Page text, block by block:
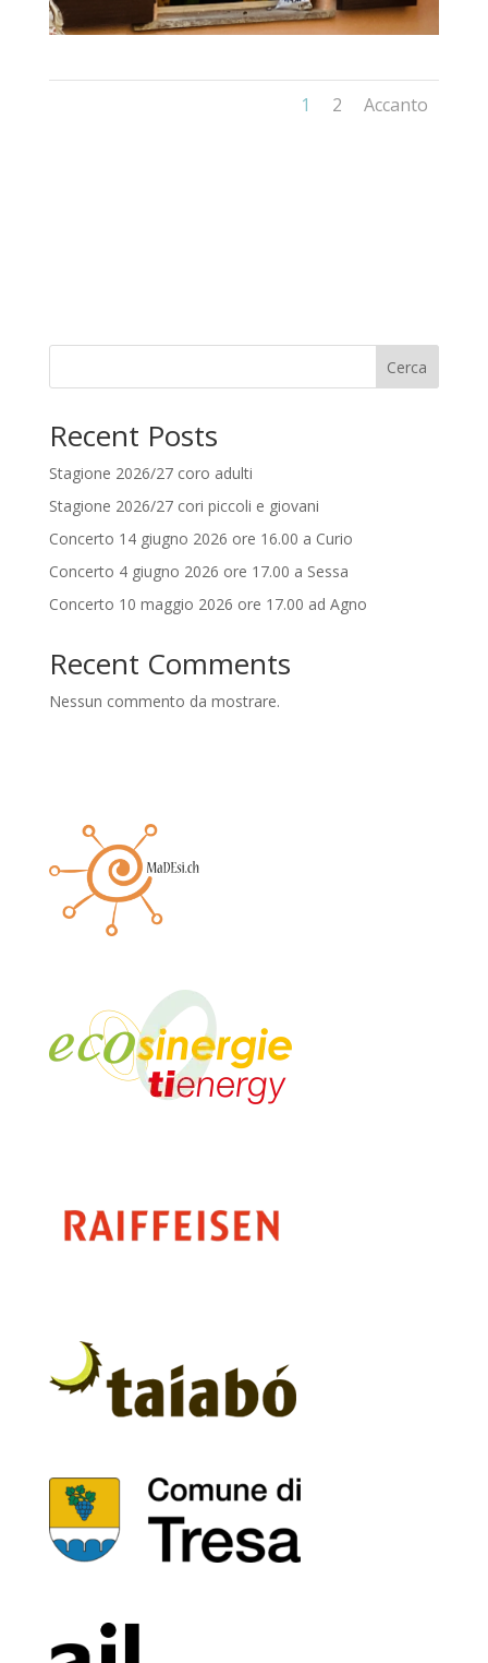
1 2 Accanto
Cerca
Recent Posts
Stagione 2026/27 coro adulti
Stagione 2026/27 cori piccoli e giovani
Concerto 14 giugno 2026 ore 16.00 a Curio
Concerto 4 giugno 2026 ore 17.00 a Sessa
Concerto 10 maggio 2026 ore 17.00 ad Agno
Recent Comments
Nessun commento da mostrare.